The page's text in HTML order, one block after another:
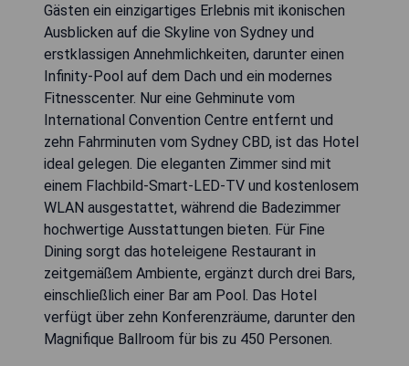
Gästen ein einzigartiges Erlebnis mit ikonischen
Ausblicken auf die Skyline von Sydney und
erstklassigen Annehmlichkeiten, darunter einen
Infinity-Pool auf dem Dach und ein modernes
Fitnesscenter. Nur eine Gehminute vom
International Convention Centre entfernt und
zehn Fahrminuten vom Sydney CBD, ist das Hotel
ideal gelegen. Die eleganten Zimmer sind mit
einem Flachbild-Smart-LED-TV und kostenlosem
WLAN ausgestattet, während die Badezimmer
hochwertige Ausstattungen bieten. Für Fine
Dining sorgt das hoteleigene Restaurant in
zeitgemäßem Ambiente, ergänzt durch drei Bars,
einschließlich einer Bar am Pool. Das Hotel
verfügt über zehn Konferenzräume, darunter den
Magnifique Ballroom für bis zu 450 Personen.